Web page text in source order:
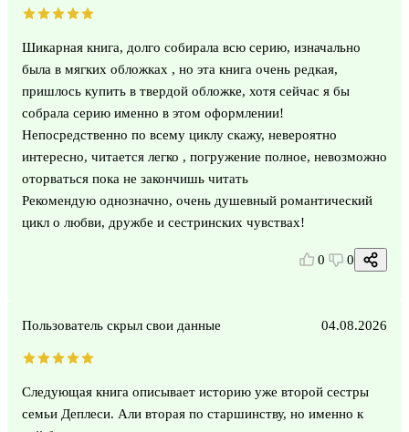
Шикарная книга, долго собирала всю серию, изначально
была в мягких обложках , но эта книга очень редкая,
пришлось купить в твердой обложке, хотя сейчас я бы
собрала серию именно в этом оформлении!
Непосредственно по всему циклу скажу, невероятно
интересно, читается легко , погружение полное, невозможно
оторваться пока не закончишь читать
Рекомендую однозначно, очень душевный романтический
цикл о любви, дружбе и сестринских чувствах!
0 0
Пользователь скрыл свои данные 04.08.2026
Следующая книга описывает историю уже второй сестры
семьи Деплеси. Али вторая по старшинству, но именно к